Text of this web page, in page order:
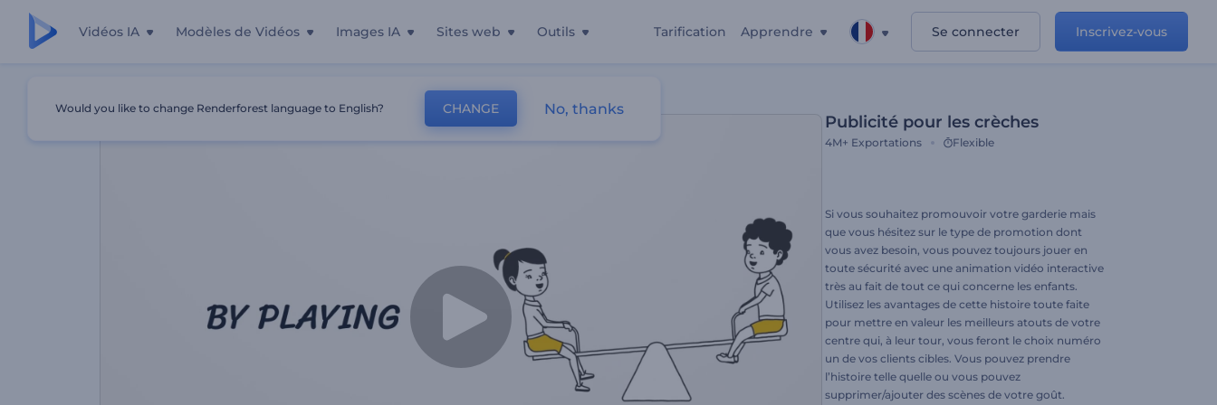
Vidéos IA Modèles de Vidéos Images IA Sites web Outils Tarification Apprendre Se connecter Inscrivez-vous
Publicité pour les crèches
4M+ Exportations Flexible
Si vous souhaitez promouvoir votre garderie mais
que vous hésitez sur le type de promotion dont
vous avez besoin, vous pouvez toujours jouer en
toute sécurité avec une animation vidéo interactive
très au fait de tout ce qui concerne les enfants.
Utilisez les avantages de cette histoire toute faite
pour mettre en valeur les meilleurs atouts de votre
centre qui, à leur tour, vous feront le choix numéro
un de vos clients cibles. Vous pouvez prendre
l’histoire telle quelle ou vous pouvez
supprimer/ajouter des scènes de votre goût.
Would you like to change Renderforest language to English? CHANGE No, thanks